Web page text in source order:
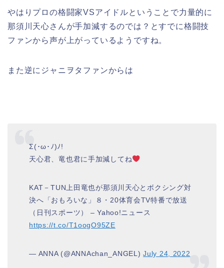
やはりプロの格闘家VSアイドルということで力量的に
那須川天心さんが手加減するのでは？とすでに格闘技
ファンから声が上がっているようですね。
また逆にジャニヲタファンからは
Σ(･ω･ﾉ)ﾉ!
天心君、竜也君に手加減してね
KAT－TUN上田竜也が那須川天心とボクシング対
決へ「おもろいな」８・20体育会TV特番で放送
（日刊スポーツ） – Yahoo!ニュース
https://t.co/T1oogO95ZE
— ANNA (@ANNAchan_ANGEL)July 24, 2022